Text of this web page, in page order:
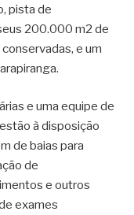
pista de
200.000 m2 de
e um
e uma equipe de
à disposição
de baias para
de
e outros
exames